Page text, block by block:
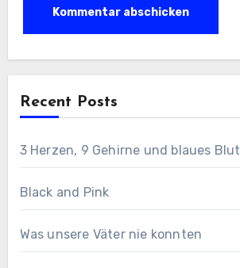
Recent Posts
3 Herzen, 9 Gehirne und blaues Blut
Black and Pink
Was unsere Väter nie konnten